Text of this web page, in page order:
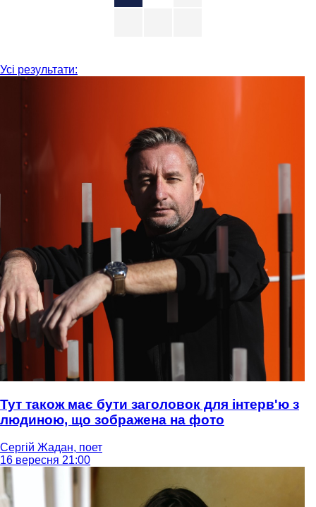
Усі результати:
Тут також має бути заголовок для інтерв'ю з
людиною, що зображена на фото
Сергій Жадан, поет
16 вересня 21:00